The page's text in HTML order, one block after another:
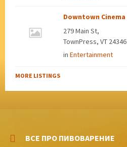
Downtown Cinema
279 Main St,
TownPress, VT 24346
in Entertainment
MORE LISTINGS
ВСЕ ПРО ПИВОВАРЕНИЕ